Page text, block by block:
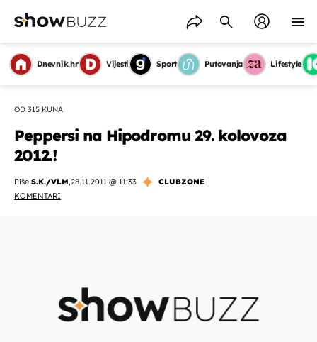
Dnevnik.hr Vijesti Sport Putovanja Lifestyle
OD 315 KUNA
Peppersi na Hipodromu 29. kolovoza
2012.!
Piše S.K./VLM,28.11.2011 @ 11:33
CLUBZONE
KOMENTARI